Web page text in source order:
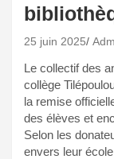
25 juin 2025
Le collectif des
collège
la remise
des élèves et
Selon les
envers leur